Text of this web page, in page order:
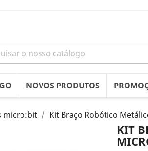
NOVOS PRODUTOS
micro:bit Kit Braço Robótico
KIT